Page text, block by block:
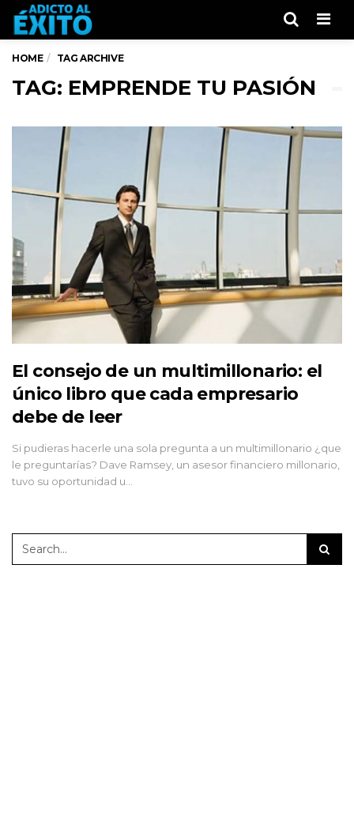
HOME TAG ARCHIVE
TAG: EMPRENDE TU PASIÓN
El consejo de un multimillonario: el
único libro que cada empresario
debe de leer
Si pudieras hacerle una sola pregunta a un multimillonario ¿que
le preguntarías? Dave Ramsey, un asesor financiero millonario,
tuvo su oportunidad u…